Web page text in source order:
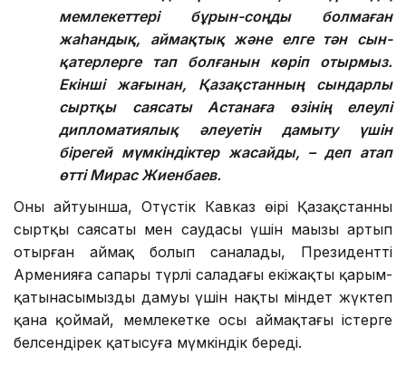
мемлекеттері бұрын-соңды болмаған
жаһандық, аймақтық және елге тән сын-
қатерлерге тап болғанын көріп отырмыз.
Екінші жағынан, Қазақстанның сындарлы
сыртқы саясаты Астанаға өзінің елеулі
дипломатиялық әлеуетін дамыту үшін
бірегей мүмкіндіктер жасайды, – деп атап
өтті Мирас Жиенбаев.
Оның айтуынша, Оңтүстік Кавказ өңірі Қазақстанның
сыртқы саясаты мен саудасы үшін маңызы артып
отырған аймақ болып саналады, Президенттің
Арменияға сапары түрлі саладағы екіжақты қарым-
қатынасымыздың дамуы үшін нақты міндет жүктеп
қана қоймай, мемлекетке осы аймақтағы істерге
белсендірек қатысуға мүмкіндік береді.